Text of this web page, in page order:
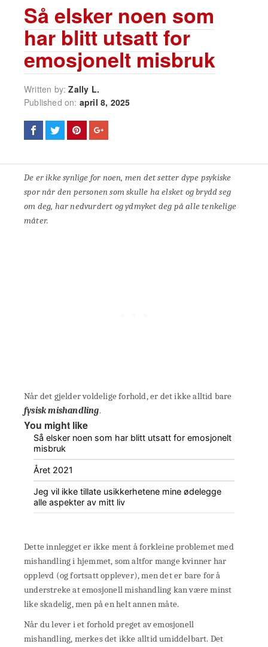
Så elsker noen som
har blitt utsatt for
emosjonelt misbruk
Written by:Zally L.
Published on: april 8, 2025
De er ikke synlige for noen, men det setter dype psykiske
spor når den personen som skulle ha elsket og brydd seg
om deg, har nedvurdert og ydmyket deg på alle tenkelige
måter.
Når det gjelder voldelige forhold, er det ikke alltid bare
fysisk mishandling.
You might like
Så elsker noen som har blitt utsatt for emosjonelt
misbruk
Året 2021
Jeg vil ikke tillate usikkerhetene mine ødelegge
alle aspekter av mitt liv
Dette innlegget er ikke ment å forkleine problemet med
mishandling i hjemmet, som altfor mange kvinner har
opplevd (og fortsatt opplever), men det er bare for å
understreke at emosjonell mishandling kan være minst
like skadelig, men på en helt annen måte.
Når du lever i et forhold preget av emosjonell
mishandling, merkes det ikke alltid umiddelbart. Det